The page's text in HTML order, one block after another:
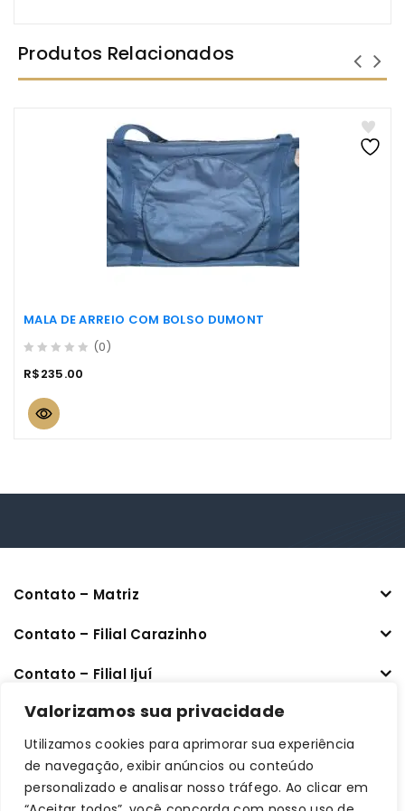
Valorizamos sua privacidade
Utilizamos cookies para aprimorar sua experiência
de navegação, exibir anúncios ou conteúdo
personalizado e analisar nosso tráfego. Ao clicar em
Produtos Relacionados
MALA DE ARREIO COM BOLSO DUMONT
out
5
(0)
R$235.00
Contato – Matriz
Contato – Filial Carazinho
Contato – Filial Ijuí
CNPJ: 33.470.401/0001-64
Links úteis
Informações